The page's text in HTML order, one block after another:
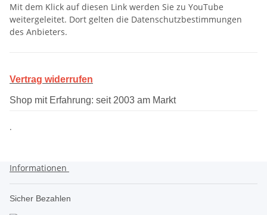
Mit dem Klick auf diesen Link werden Sie zu YouTube
weitergeleitet. Dort gelten die Datenschutzbestimmungen
des Anbieters.
Vertrag widerrufen
Shop mit Erfahrung: seit 2003 am Markt
.
Informationen
Sicher Bezahlen